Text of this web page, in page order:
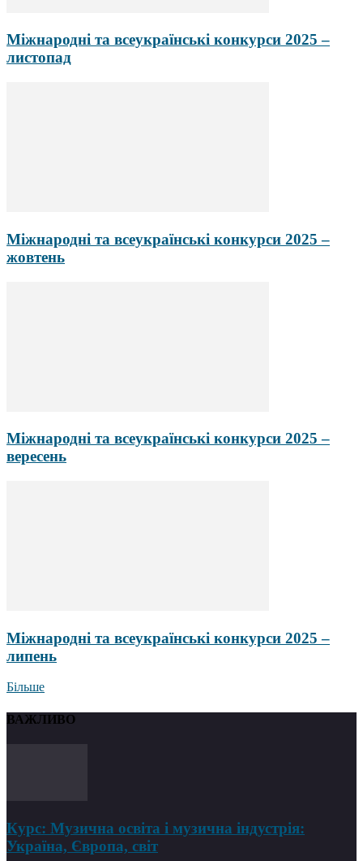
Міжнародні та всеукраїнські конкурси 2025 –
листопад
Міжнародні та всеукраїнські конкурси 2025 –
жовтень
Міжнародні та всеукраїнські конкурси 2025 –
вересень
Міжнародні та всеукраїнські конкурси 2025 –
липень
Більше
ВАЖЛИВО
Курс: Музична освіта і музична індустрія:
Україна, Європа, світ